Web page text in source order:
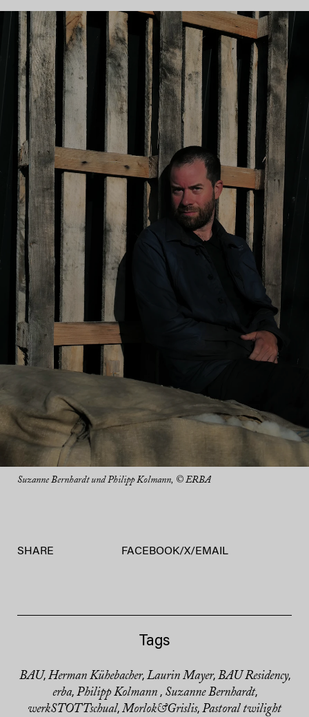
Suzanne Bernhardt und Philipp Kolmann, © ERBA
SHARE FACEBOOK/X/ EMAIL
Tags
BAU, Herman Kühebacher, Laurin Mayer, BAU Residency,
erba, Philipp Kolmann , Suzanne Bernhardt,
werkSTOTTschual, Morlok&Grislis, Pastoral twilight